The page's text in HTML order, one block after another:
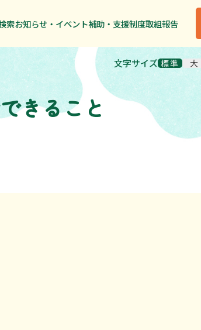
索お知らせ・イベント補助・支援制度取組報告
文字サイズ 標準 大
索お知らせ・イベント補助・支援制度取組報告
きること